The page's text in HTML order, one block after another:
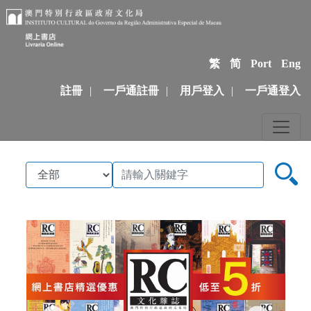
繁 简 Port Eng
註冊 | 一戶通註冊 | 用戶登入 | 一戶通登入